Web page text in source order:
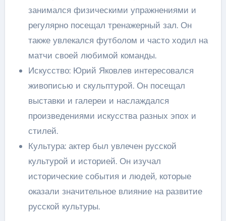
занимался физическими упражнениями и
регулярно посещал тренажерный зал. Он
также увлекался футболом и часто ходил на
матчи своей любимой команды.
Искусство: Юрий Яковлев интересовался
живописью и скульптурой. Он посещал
выставки и галереи и наслаждался
произведениями искусства разных эпох и
стилей.
Культура: актер был увлечен русской
культурой и историей. Он изучал
исторические события и людей, которые
оказали значительное влияние на развитие
русской культуры.